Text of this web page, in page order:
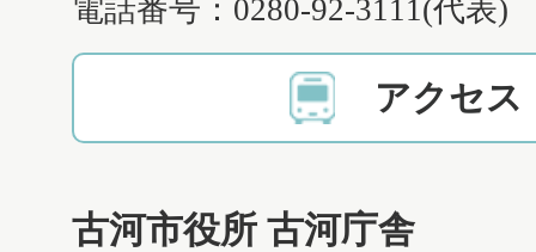
電話番号：0280-92-3111(代表)
アクセス
古河市役所 古河庁舎